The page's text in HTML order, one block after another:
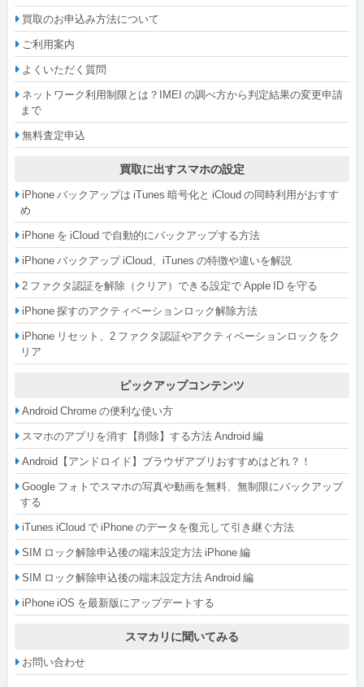
買取のお申込み方法について
ご利用案内
よくいただく質問
ネットワーク利用制限とは？IMEI の調べ方から判定結果の変更申請
まで
無料査定申込
買取に出すスマホの設定
iPhone バックアップは iTunes 暗号化と iCloud の同時利用がおすす
め
iPhone を iCloud で自動的にバックアップする方法
iPhone バックアップ iCloud、iTunes の特徴や違いを解説
2 ファクタ認証を解除（クリア）できる設定で Apple ID を守る
iPhone 探すのアクティベーションロック解除方法
iPhone リセット、2 ファクタ認証やアクティベーションロックをク
リア
ピックアップコンテンツ
Android Chrome の便利な使い方
スマホのアプリを消す【削除】する方法 Android 編
Android【アンドロイド】ブラウザアプリおすすめはどれ？！
Google フォトでスマホの写真や動画を無料、無制限にバックアップ
する
iTunes iCloud で iPhone のデータを復元して引き継ぐ方法
SIM ロック解除申込後の端末設定方法 iPhone 編
SIM ロック解除申込後の端末設定方法 Android 編
iPhone iOS を最新版にアップデートする
スマカリに聞いてみる
お問い合わせ